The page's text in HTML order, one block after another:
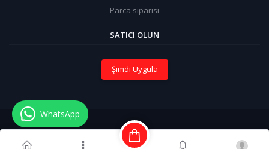
Parca siparisi
SATICI OLUN
Şimdi Uygula
WhatsApp